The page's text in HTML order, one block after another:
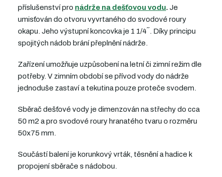
příslušenství pro nádrže na dešťovou vodu. Je
umisťován do otvoru vyvrtaného do svodové roury
okapu. Jeho výstupní koncovka je 1 1/4´´. Díky principu
spojitých nádob brání přeplnění nádrže.
Zařízení umožňuje uzpůsobení na letní či zimní režim dle
potřeby. V zimním období se přívod vody do nádrže
jednoduše zastaví a tekutina pouze proteče svodem.
Sběrač dešťové vody je dimenzován na střechy do cca
50 m2 a pro svodové roury hranatého tvaru o rozměru
50x75 mm.
Součástí balení je korunkový vrták, těsnění a hadice k
propojení sběrače s nádobou.